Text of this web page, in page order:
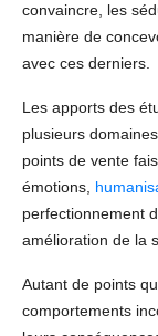
convaincre, les
manière de
avec ces derniers.
Les apports des
plusieurs
points de vente
émotions,
perfectionnement
amélioration de la
Autant de points
comportements